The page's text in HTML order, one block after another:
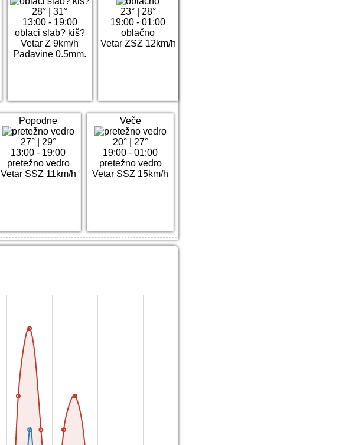
28°
31°
13:00 - 19:00
oblaci slab? kiš?
Vetar Z 9km/h
Padavine 0.5mm.
23°| 28°
19:00 - 01:00
oblačno
Vetar ZSZ 12km/h
Popodne
27°| 29°
13:00 - 19:00
pretežno vedro
Vetar SSZ 11km/h
Veče
20°| 27°
19:00 - 01:00
pretežno vedro
Vetar SSZ 15km/h